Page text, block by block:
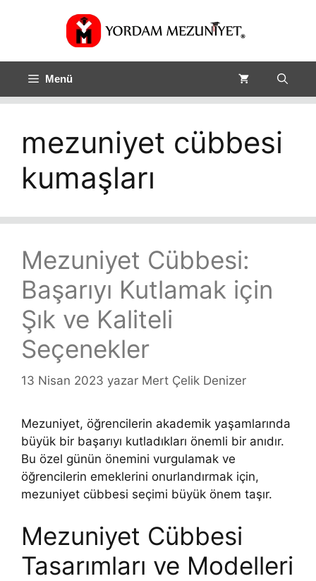
Menü
mezuniyet cübbesi
kumaşları
Mezuniyet Cübbesi:
Başarıyı Kutlamak için
Şık ve Kaliteli
Seçenekler
13 Nisan 2023 yazar Mert Çelik Denizer
Mezuniyet, öğrencilerin akademik yaşamlarında
büyük bir başarıyı kutladıkları önemli bir anıdır.
Bu özel günün önemini vurgulamak ve
öğrencilerin emeklerini onurlandırmak için,
mezuniyet cübbesi seçimi büyük önem taşır.
Mezuniyet Cübbesi
Tasarımları ve Modelleri